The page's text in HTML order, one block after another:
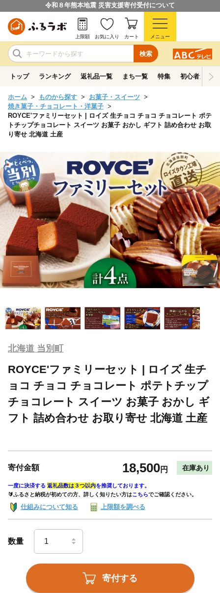
令和８年熊本地震 災害支援寄付受付について
検索
上限額 お気に入り カート メニュー
トップ ランキング 返礼品一覧 まち一覧 特集 初心者ガイド
ホーム ものから探す
お菓子・スイーツ
焼き菓子・チョコレート・洋菓子
ROYCE'ファミリーセット | ロイズ 生チョコ チョコ チョコレート ポテ
トチップチョコレート スイーツ お菓子 おかし ギフト 詰め合わせ お取
り寄せ 北海道 土産
北海道 当別町
ROYCE'ファミリーセット | ロイズ 生チ
ョコ チョコ チョコレート ポテトチップ
チョコレート スイーツ お菓子 おかし ギ
フト 詰め合わせ お取り寄せ 北海道 土産
寄付金額 18,500円 在庫あり
一度に決済する 返礼品数は３つ以内を推奨しております。
🔰ふるさと納税が初めての方、詳しく知りたい方はこちらでご確認ください。
仕組みについて知る 上限額を調べる
数量
寄付する